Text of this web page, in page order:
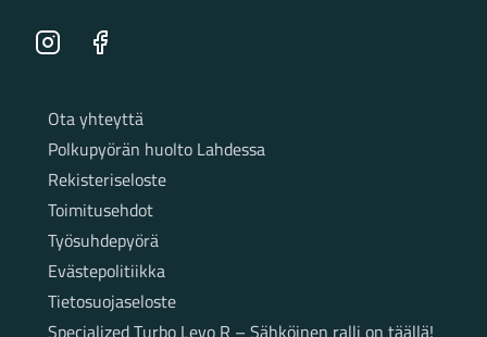
Instagram Facebook
SivutOta yhteyttä
Polkupyörän huolto Lahdessa
Rekisteriseloste
Toimitusehdot
Työsuhdepyörä
Evästepolitiikka
Tietosuojaseloste